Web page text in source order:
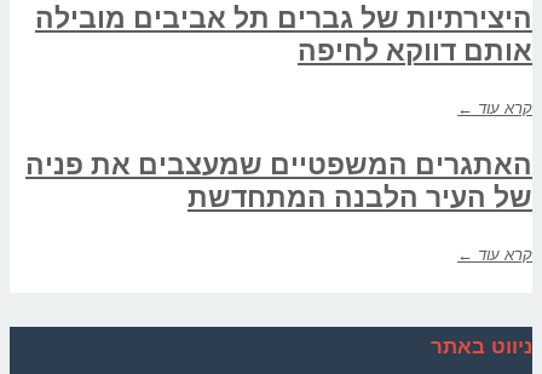
היצירתיות של גברים תל אביבים מובילה
אותם דווקא לחיפה
קרא עוד ←
האתגרים המשפטיים שמעצבים את פניה
של העיר הלבנה המתחדשת
קרא עוד ←
ניווט באתר